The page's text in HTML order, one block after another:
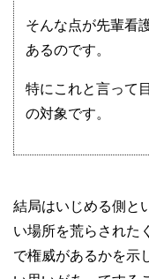
そんな点が先輩看
あるのです。
特にこれと言って
の対象です。
結局はいじめる側と
い場所を荒らされた
で権威があるかを示